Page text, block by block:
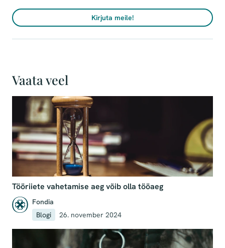
Kirjuta meile!
Vaata veel
Tööriiete vahetamise aeg võib olla tööaeg
Fondia
Blogi
26. november 2024